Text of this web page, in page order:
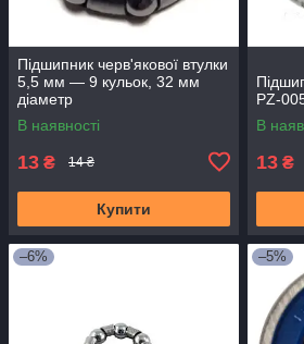
Підшипник черв'якової втулки
5,5 мм — 9 кульок, 32 мм
діаметр
В наявності
13 ₴ 14 ₴
Купити
PZ-
В
13 ₴
–6% –5%